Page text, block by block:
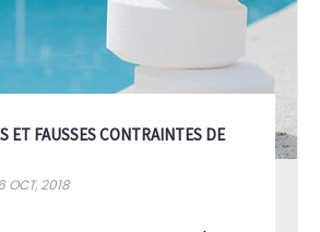
ET FAUSSES CONTRAINTES DE
OCT, 2018